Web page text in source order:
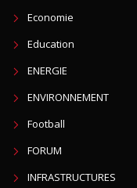
Economie
Education
ENERGIE
ENVIRONNEMENT
Football
FORUM
INFRASTRUCTURES